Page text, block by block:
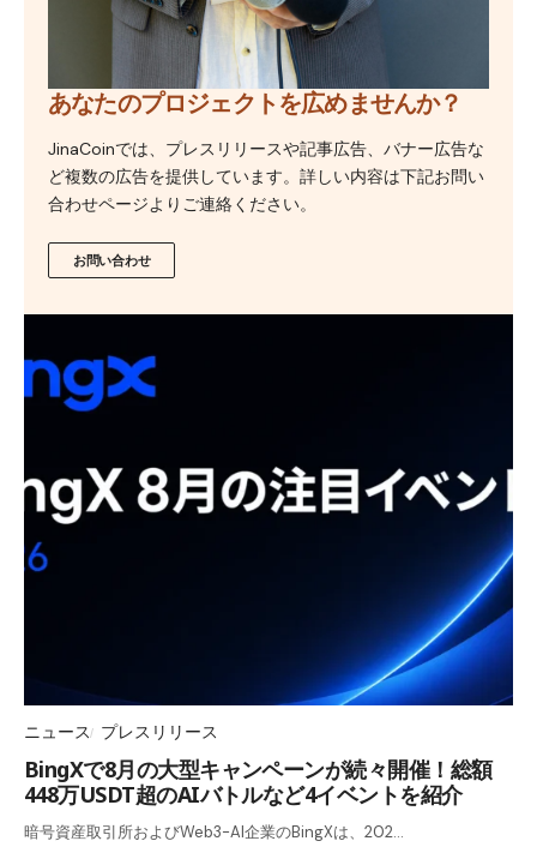
あなたのプロジェクトを広めませんか？
JinaCoinでは、プレスリリースや記事広告、バナー広告な
ど複数の広告を提供しています。詳しい内容は下記お問い
合わせページよりご連絡ください。
お問い合わせ
ニュース プレスリリース
BingXで8月の大型キャンペーンが続々開催！総額
448万USDT超のAIバトルなど4イベントを紹介
暗号資産取引所およびWeb3-AI企業のBingXは、202…